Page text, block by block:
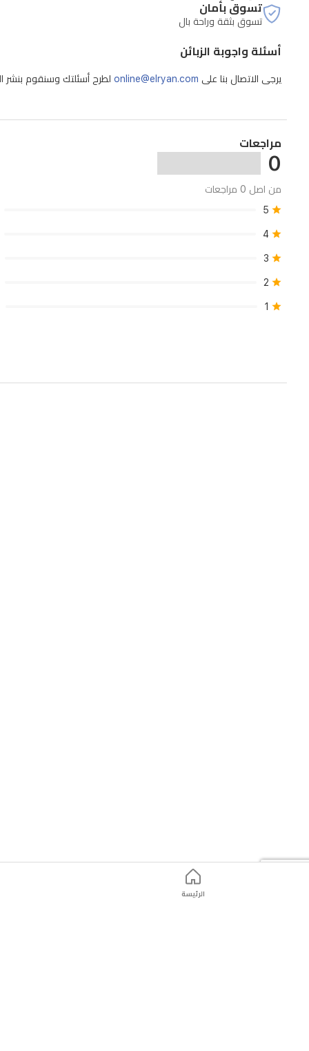
تسوق بأمان
تسوق بثقة وراحة بال
أسئلة واجوبة الزبائن
يرجى الاتصال بنا على online@elryan.com لطرح أسئلتك وسنقوم بنشر
مراجعات
0
من اصل 0 مراجعات
5
4
3
2
1
الرئيسة